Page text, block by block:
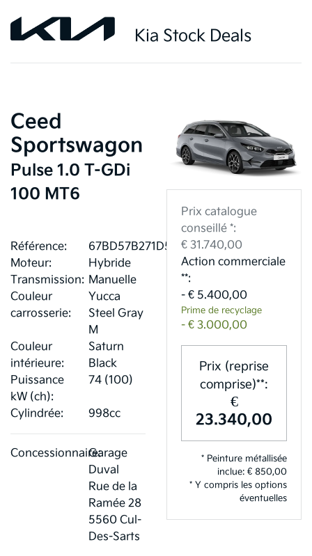
Kia Stock Deals
Ceed
Sportswagon
Pulse 1.0 T-GDi
100 MT6
Référence:
67BD57B271D51
Moteur:
Hybride
Transmission: Manuelle
Couleur
carrosserie:
Yucca
Steel Gray
M
Couleur
intérieure:
Saturn
Black
Puissance
kW (ch):
74 (100)
Cylindrée: 998cc
Concessionnaire:Garage
Duval
Rue de la
Ramée 28
5560 Cul-
Des-Sarts
Prix catalogue
conseillé *:
€ 31.740,00
Action commerciale
**:
- € 5.400,00
Prime de recyclage
- € 3.000,00
Prix (reprise
comprise)**:
€
23.340,00
* Peinture métallisée
inclue: € 850,00
* Y compris les options
éventuelles